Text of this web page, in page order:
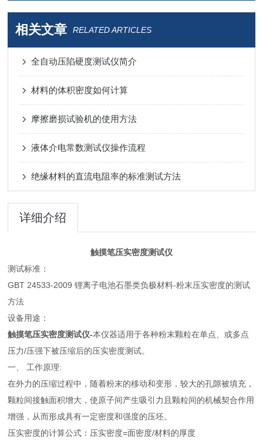
相关文章 RELATED ARTICLES
全自动压陷硬度测试仪简介
材料的体积密度如何计算
摩擦磨损试验机的使用方法
液体介电常数测试仪操作流程
绝缘材料的直流电阻率的标准测试方法
详细介绍
触摸笔压实密度测试仪
测试标准：
GBT 24533-2009 锂离子电池石墨类负极材料-粉末压实密度的测试
方法
设备用途：
触摸笔压实密度测试仪-本仪器适用于各种粉末颗粒在单点、或多点
压力/压强下被压缩后的压实密度测试。
一、 工作原理:
在外力的压缩过程中，随着粉末的移动和变形，较大的孔隙被填充，
颗粒间接触面积增大，使原子间产生吸引力且颗粒间的机械契合作用
增强，从而形成具有一定密度和强度的压坯。
压实密度的计算公式：压实密度=面密度/材料的厚度